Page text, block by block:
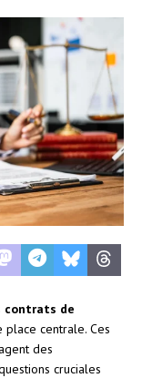
contrats de
place centrale. Ces
des
cruciales